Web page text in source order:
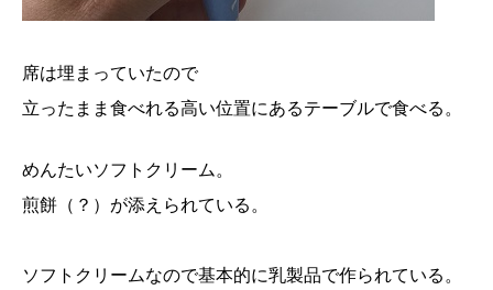
席は埋まっていたので
立ったまま食べれる高い位置にあるテーブルで食べる。
めんたいソフトクリーム。
煎餅（？）が添えられている。
ソフトクリームなので基本的に乳製品で作られている。